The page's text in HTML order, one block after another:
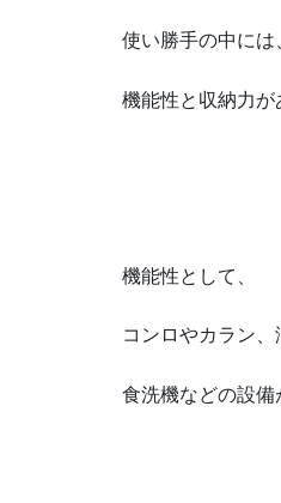
使い勝手の中には
機能性と収納力が
機能性として、
コンロやカラン、
食洗機などの設備